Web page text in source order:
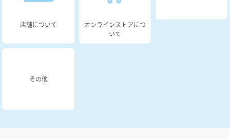
店舗について
オンラインストアにつ
いて
その他